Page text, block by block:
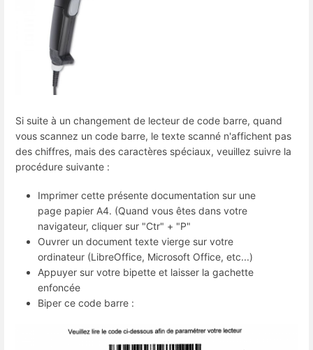
Si suite à un changement de lecteur de code barre, quand
vous scannez un code barre, le texte scanné n'affichent pas
des chiffres, mais des caractères spéciaux, veuillez suivre la
procédure suivante :
Imprimer cette présente documentation sur une
page papier A4. (Quand vous êtes dans votre
navigateur, cliquer sur "Ctr" + "P"
Ouvrer un document texte vierge sur votre
ordinateur (LibreOffice, Microsoft Office, etc...)
Appuyer sur votre bipette et laisser la gachette
enfoncée
Biper ce code barre :